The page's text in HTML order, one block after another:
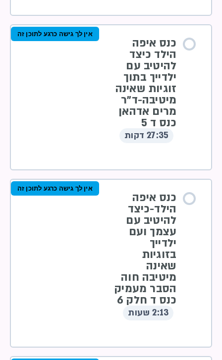
כנס איפה
הילד כיצד
להיטיב עם
ילדייך בתוך
זוגיות שאינה
מיטיבה-ד”ר
מרים אדהאן
כנס ד 5
27:35 דקות
אין לך גישה כרגע לתוכן זה
כנס איפה
הילד-כיצד
להיטיב עם
עצמך ועם
ילדייך
בזוגיות
שאינה
מיטיבה חוה
הסבר מעמיק
כנס ד חלק 6
2:13 שעות
אין לך גישה כרגע לתוכן זה